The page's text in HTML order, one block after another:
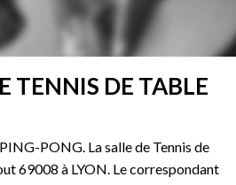
TENNIS DE TABLE
PONG. La salle de Tennis de
69008 à LYON. Le correspondant